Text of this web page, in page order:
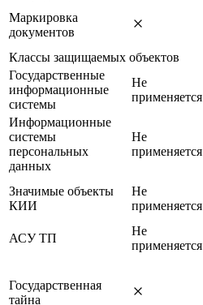
Маркировка
документов
Классы защищаемых объектов
Государственные
информационные
системы
Не
применяется
Информационные
системы
персональных
данных
Не
применяется
Значимые объекты
КИИ
Не
применяется
АСУ ТП
Не
применяется
Государственная
тайна